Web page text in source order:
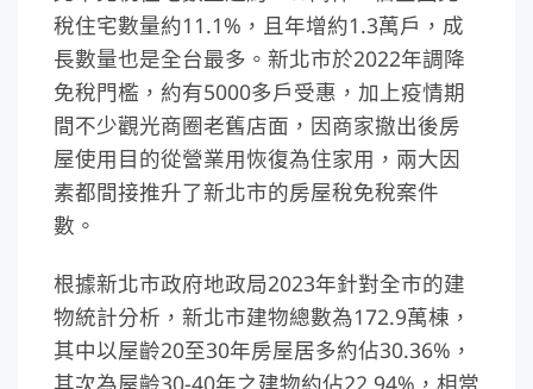
稅住宅數量約11.1%，且年增約1.3萬戶，成
長數量也是全台最多。新北市於2022年調降
免稅門檻，約有5000多戶受惠，加上疫情期
間不少觀光商圈老舊店面，因商家撤出後房
屋使用目的從營業用恢復為住家用，兩大因
素都間接推升了新北市的房屋稅免稅案件
數。
根據新北市政府地政局2023年針對全市的建
物統計分析，新北市建物總數為172.9萬棟，
其中以屋齡20至30年房屋居多約佔30.36%，